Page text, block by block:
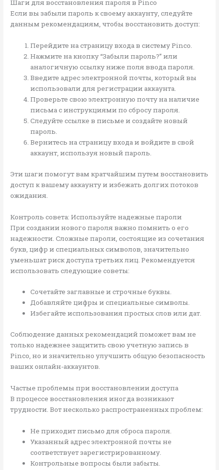
Шаги для восстановления пароля в Pinco
Если вы забыли пароль к своему аккаунту, следуйте
данным рекомендациям, чтобы восстановить доступ:
Перейдите на страницу входа в систему Pinco.
Нажмите на кнопку “Забыли пароль?” или
аналогичную ссылку ниже поля ввода пароля.
Введите адрес электронной почты, который вы
использовали для регистрации аккаунта.
Проверьте свою электронную почту на наличие
письма с инструкциями по сбросу пароля.
Следуйте ссылке в письме и создайте новый
пароль.
Вернитесь на страницу входа и войдите в свой
аккаунт, используя новый пароль.
Эти шаги помогут вам кратчайшим путем восстановить
доступ к вашему аккаунту и избежать долгих потоков
ожидания.
Контроль совета: Используйте надежные пароли
При создании нового пароля важно помнить о его
надежности. Сложные пароли, состоящие из сочетания
букв, цифр и специальных символов, значительно
уменьшат риск доступа третьих лиц. Рекомендуется
использовать следующие советы:
Сочетайте заглавные и строчные буквы.
Добавляйте цифры и специальные символы.
Избегайте использования простых слов или дат.
Соблюдение данных рекомендаций поможет вам не
только надежнее защитить свою учетную запись в
Pinco, но и значительно улучшить общую безопасность
ваших онлайн-аккаунтов.
Частые проблемы при восстановлении доступа
В процессе восстановления иногда возникают
трудности. Вот несколько распространенных проблем:
Не приходит письмо для сброса пароля.
Указанный адрес электронной почты не
соответствует зарегистрированному.
Контрольные вопросы были забыты.